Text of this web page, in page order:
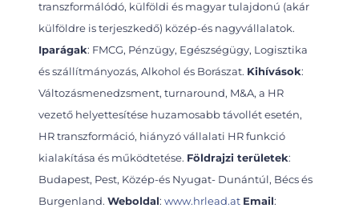
transzformálódó, külföldi és magyar tulajdonú (akár
külföldre is terjeszkedő) közép-és nagyvállalatok.
Iparágak: FMCG, Pénzügy, Egészségügy, Logisztika
és szállítmányozás, Alkohol és Borászat. Kihívások:
Változásmenedzsment, turnaround, M&A, a HR
vezető helyettesítése huzamosabb távollét esetén,
HR transzformáció, hiányzó vállalati HR funkció
kialakítása és működtetése. Földrajzi területek:
Budapest, Pest, Közép-és Nyugat- Dunántúl, Bécs és
Burgenland.Weboldal:www.hrlead.at Email: